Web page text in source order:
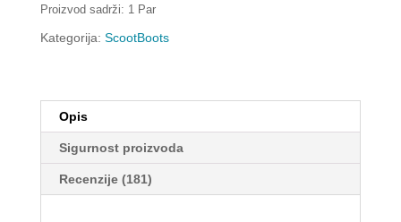
Proizvod sadrži: 1 Par
Kategorija: ScootBoots
Opis
Sigurnost proizvoda
Recenzije (181)